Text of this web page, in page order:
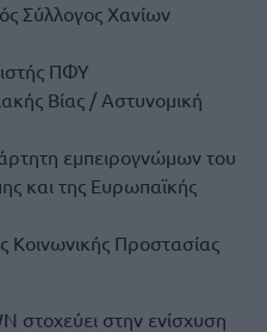
Σύλλογος Χανίων
ΠΦΥ
Βίας / Αστυνομική
εμπειρογνώμων του
και της Ευρωπαϊκής
Κοινωνικής Προστασίας
στοχεύει στην ενίσχυση